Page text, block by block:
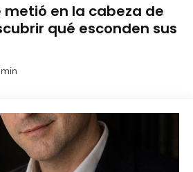
metió en la cabeza de
qué esconden sus